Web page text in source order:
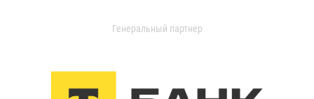
Генеральный партнер